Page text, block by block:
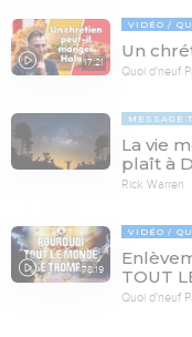
17:21
VIDÉO
Un
Quoi d'neuf
MESSAGE
La vie
plaît à
Rick Warren
78:19
VIDÉO
TOUT
Quoi d'neuf